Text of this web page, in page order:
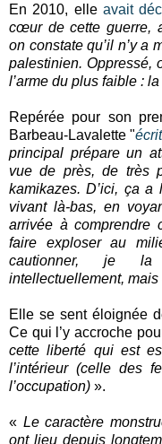
En 2010, elle avait
cœur de cette guerre,
on constate qu’il n’y a
palestinien. Oppressé,
l’arme du plus faible :
Repérée pour son
Barbeau-Lavalette "
principal prépare un
vue de près, de très
kamikazes. D’ici, ça a
vivant là-bas, en
arrivée à comprendre
faire exploser au
cautionner, je la
intellectuellement,
Elle se sent éloignée
Ce qui l’y accroche
cette liberté qui est
l’intérieur (celle des
l’occupation) ».
« Le caractère
ont lieu depuis